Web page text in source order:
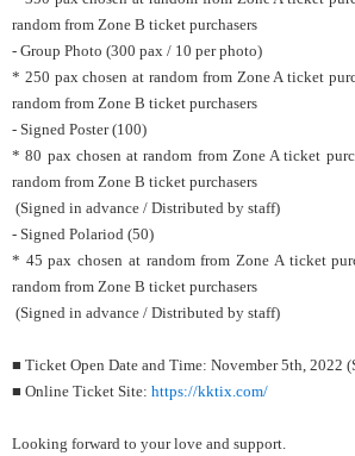
random from Zone B ticket purchasers
- Group Photo (300 pax / 10 per photo)
* 250 pax chosen at random from Zone A ticket
random from Zone B ticket purchasers
- Signed Poster (100)
* 80 pax chosen at random from Zone A ticket
random from Zone B ticket purchasers
(Signed in advance / Distributed by staff)
- Signed Polariod (50)
* 45 pax chosen at random from Zone A ticket
random from Zone B ticket purchasers
(Signed in advance / Distributed by staff)
■ Ticket Open Date and Time: November 5th, 2022
■ Online Ticket Site: https://kktix.com/
Looking forward to your love and support.